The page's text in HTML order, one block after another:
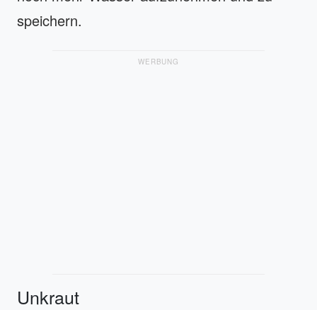
speichern.
WERBUNG
Unkraut